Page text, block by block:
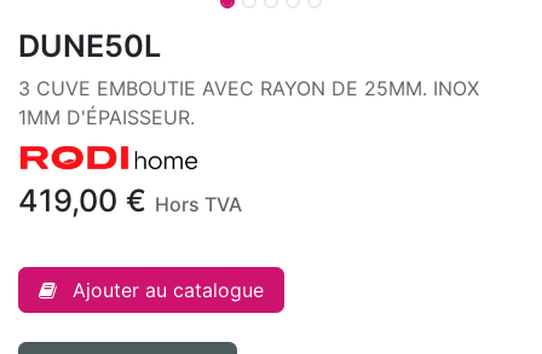
DUNE50L
3 CUVE EMBOUTIE AVEC RAYON DE 25MM. INOX
1MM D'ÉPAISSEUR.
419,00 € Hors TVA
Ajouter au catalogue